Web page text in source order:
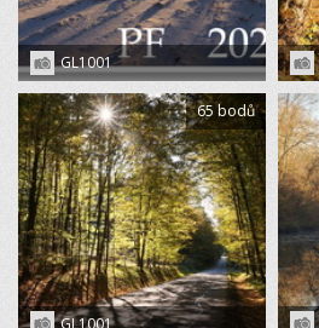
GL1001
GL1001
65 bodů